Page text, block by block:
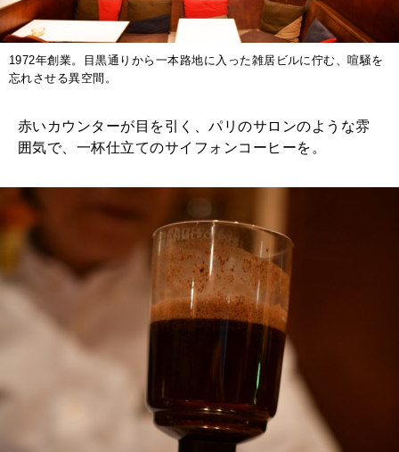
2026年4月号「未来をつくる、学びの教科書。」
2026年3月号「スイーツ予想図 2026」
2026年1月号「猫がいれば、幸せ」
1972年創業。目黒通りから一本路地に入った雑居ビルに佇む、喧騒を
忘れさせる異空間。
赤いカウンターが目を引く、パリのサロンのような雰
囲気で、一杯仕立てのサイフォンコーヒーを。